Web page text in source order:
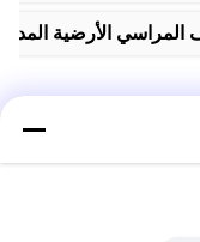
المراسي الأرضية